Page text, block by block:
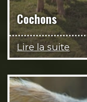
Cochons
Lire la suite